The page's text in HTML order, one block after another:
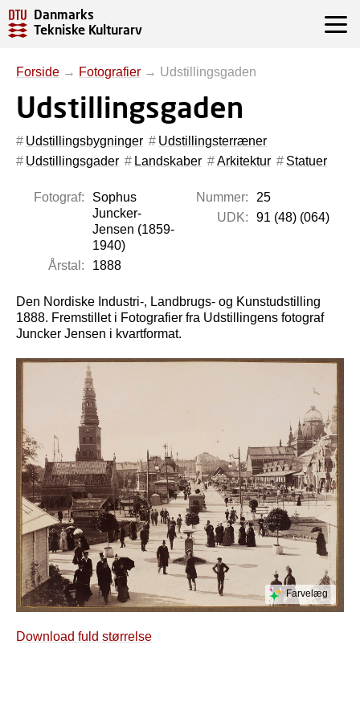
Danmarks
Tekniske Kulturarv
Forside → Fotografier → Udstillingsgaden
Udstillingsgaden
Udstillingsbygninger
Udstillingsterræner
Udstillingsgader
Landskaber Arkitektur Statuer
Fotograf:
Sophus
Juncker-
Jensen (1859-
1940)
Årstal:
1888
Nummer:
25
UDK:
91 (48) (064)
Den Nordiske Industri-, Landbrugs- og Kunstudstilling
1888. Fremstillet i Fotografier fra Udstillingens fotograf
Juncker Jensen i kvartformat.
Farvelæg
Download fuld størrelse